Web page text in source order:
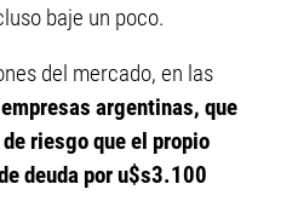
baje un poco.
del mercado, en las
argentinas, que
riesgo que el propio
deuda por u$s3.100